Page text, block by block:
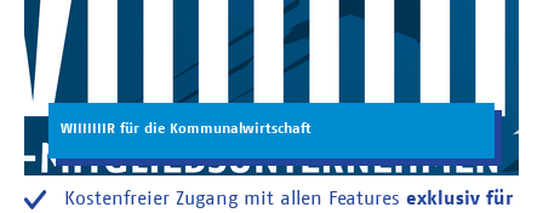
WIIIIIIIR für die Kommunalwirtschaft
Kostenfreier Zugang mit allen Features exklusiv für